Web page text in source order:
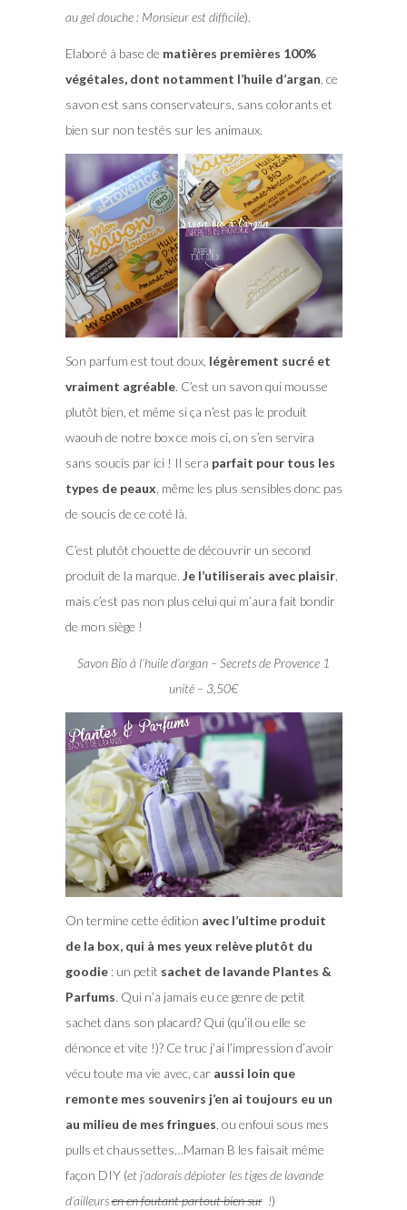
au gel douche : Monsieur est difficile).
Elaboré à base de matières premières 100%
végétales, dont notamment l’huile d’argan , ce
savon est sans conservateurs, sans colorants et
bien sur non testés sur les animaux.
Son parfum est tout doux, légèrement sucré et
vraiment agréable. C’est un savon qui mousse
plutôt bien, et même si ça n’est pas le produit
waouh de notre box ce mois ci, on s’en servira
sans soucis par ici ! Il sera parfait pour tous les
types de peaux , même les plus sensibles donc pas
de soucis de ce coté là.
C’est plutôt chouette de découvrir un second
produit de la marque. Je l’utiliserais avec plaisir,
mais c’est pas non plus celui qui m’aura fait bondir
de mon siège !
Savon Bio à l’huile d’argan – Secrets de Provence 1
unité – 3,50€
On termine cette édition avec l’ultime produit
de la box, qui à mes yeux relève plutôt du
goodie: un petit sachet de lavande Plantes &
Parfums. Qui n’a jamais eu ce genre de petit
sachet dans son placard? Qui (qu’il ou elle se
dénonce et vite !)? Ce truc j’ai l’impression d’avoir
vécu toute ma vie avec, car aussi loin que
remonte mes souvenirs j’en ai toujours eu un
au milieu de mes fringues , ou enfoui sous mes
pulls et chaussettes…Maman B les faisait même
façon DIY (et j’adorais dépioter les tiges de lavande
d’ailleursen en foutant partout bien sur!)